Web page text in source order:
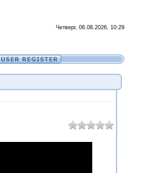
Четверг, 06.08.2026, 10:29